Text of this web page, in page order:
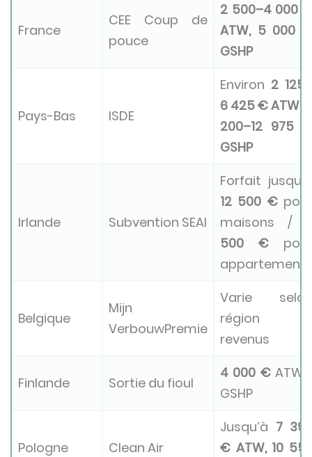
France
CEE Coup de
pouce
2 500–4 000 €
ATW, 5 000 €
GSHP
Pays-Bas ISDE
Environ 2 125–
6 425 € ATW, 4
200–12 975 €
GSHP
Irlande Subvention SEAI
Forfait jusqu’à
12 500 €
maisons /
500 € pour
appartements
Belgique
Mijn
VerbouwPremie
Varie selon
région et
revenus
Finlande Sortie du fioul
4 000 €ATW /
GSHP
Pologne Clean Air
Jusqu’à 7 390
€ ATW, 10 557